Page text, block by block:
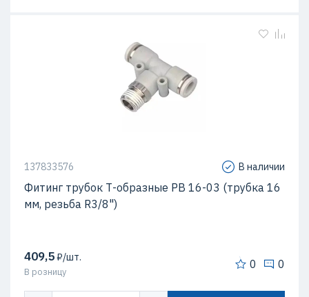
137833576 В наличии
Фитинг трубок Т-образные PB 16-03 (трубка 16
мм, резьба R3/8")
409,5₽/шт.
В розницу
0 0